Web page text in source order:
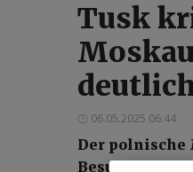
Tusk
06.05.2025 06:44
Der polnische
Besuch des